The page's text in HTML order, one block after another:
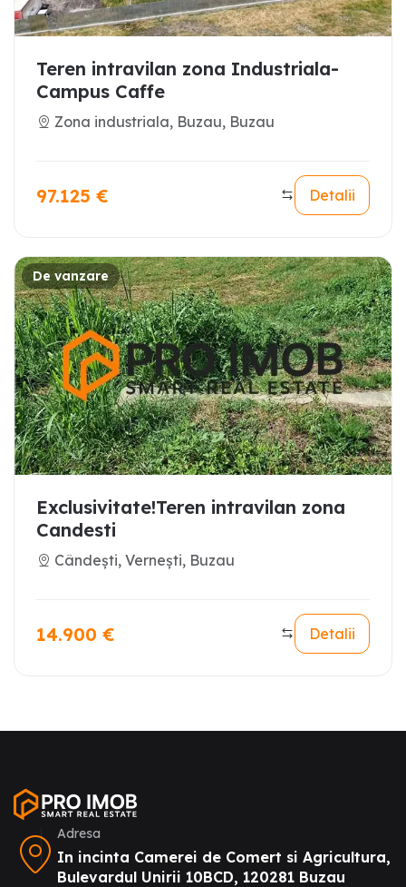
Teren intravilan zona Industriala-
Campus Caffe
Zona industriala, Buzau, Buzau
97.125 € Detalii
De vanzare
Exclusivitate!Teren intravilan zona
Candesti
Cândești, Vernești, Buzau
14.900 € Detalii
Adresa
In incinta Camerei de Comert si Agricultura,
Bulevardul Unirii 10BCD, 120281 Buzau